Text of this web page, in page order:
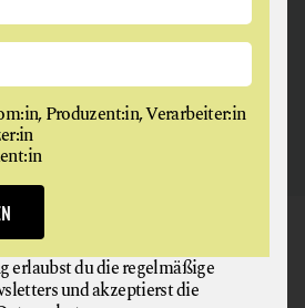
Produzent:in, Verarbeiter:in
erlaubst du die regelmäßige
und akzeptierst die